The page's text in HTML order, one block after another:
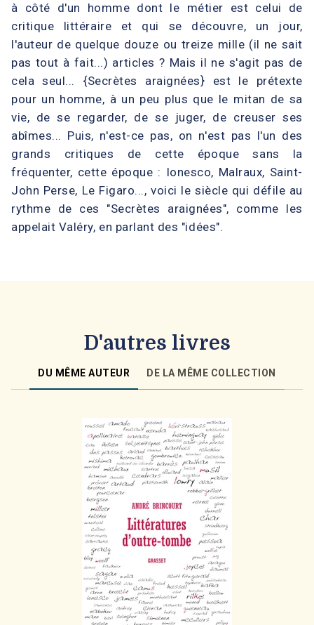
à côté d'un homme dont le métier est celui de
critique littéraire et qui se découvre, un jour,
l'auteur de quelque douze ou treize mille (il ne sait
pas tout à fait...) articles ? Mais il ne s'agit pas de
cela seul... {Secrètes araignées} est le prétexte
pour un homme, à un peu plus que le mitan de sa
vie, de se regarder, de se juger, de creuser ses
abîmes... Puis, n'est-ce pas, on n'est pas l'un des
grands critiques de cette époque sans la
fréquenter, cette époque : Ionesco, Malraux, Saint-
John Perse, Le Figaro..., voici le siècle qui défile au
rythme de ces "Secrètes araignées", comme les
appelait Valéry, en parlant des "idées".
D'autres livres
DU MÊME AUTEUR DE LA MÊME COLLECTION